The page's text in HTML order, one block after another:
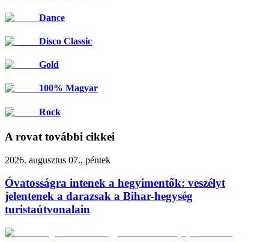
Dance
Disco Classic
Gold
100% Magyar
Rock
A rovat további cikkei
2026. augusztus 07., péntek
Óvatosságra intenek a hegyimentők: veszélyt
jelentenek a darazsak a Bihar-hegység
turistaútvonalain